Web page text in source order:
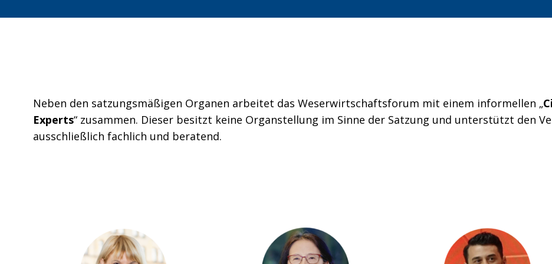
Neben den satzungsmäßigen Organen arbeitet das Weserwirtschaftsforum mit einem informellen „
Experts“ zusammen. Dieser besitzt keine Organstellung im Sinne der Satzung und unterstützt den
ausschließlich fachlich und beratend.